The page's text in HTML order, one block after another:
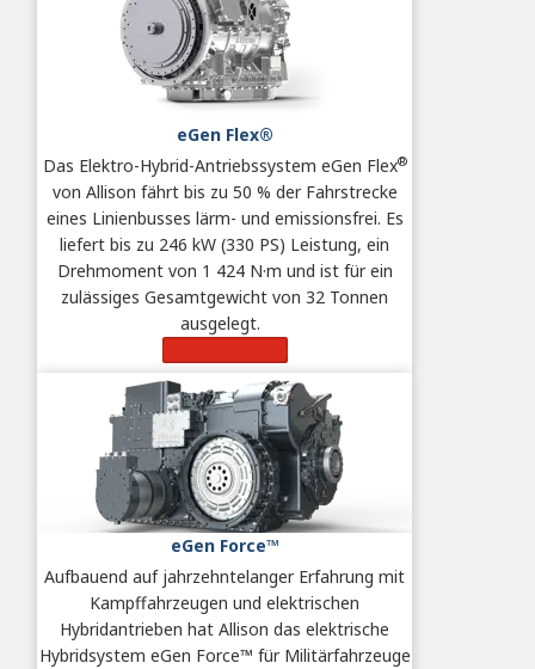
eGen Flex®
Das Elektro-Hybrid-Antriebssystem eGen Flex®
von Allison fährt bis zu 50 % der Fahrstrecke
eines Linienbusses lärm- und emissionsfrei. Es
liefert bis zu 246 kW (330 PS) Leistung, ein
Drehmoment von 1 424 N·m und ist für ein
zulässiges Gesamtgewicht von 32 Tonnen
ausgelegt.
eGen Force™
Aufbauend auf jahrzehntelanger Erfahrung mit
Kampffahrzeugen und elektrischen
Hybridantrieben hat Allison das elektrische
Hybridsystem eGen Force™ für Militärfahrzeuge